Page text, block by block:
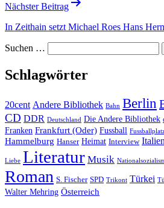
Nächster Beitrag
In Zeithain setzt Michael Roes Hans
Suchen …
Schlagwörter
20cent Andere Bibliothek Bahn Berlin
CD DDR Deutschland Die Andere Bibliothek
Franken Frankfurt (Oder) Fussball
Hammelburg Hanser Heimat Interview
Liebe Literatur Musik
Roman S. Fischer SPD Trikont Türkei
Walter Mehring Österreich